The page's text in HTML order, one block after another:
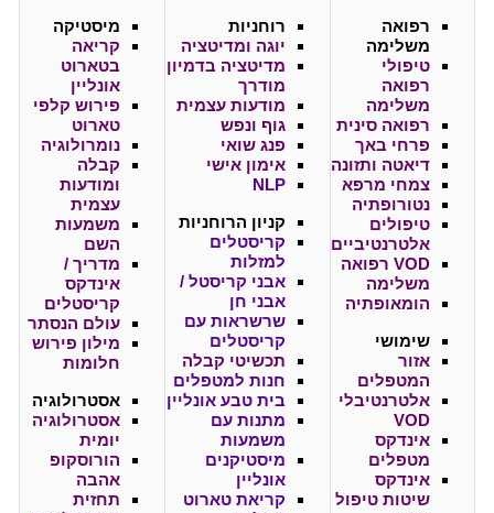
רפואה
משלימה
טיפולי
רפואה
משלימה
רפואה סינית
פרחי באך
דיאטה ותזונה
צמחי מרפא
נטורופתיה
טיפולים
אלטרנטיביים
VOD רפואה
משלימה
הומאופתיה
שימושי
אזור
המטפלים
אלטרנטיבלי
VOD
אינדקס
מטפלים
אינדקס
שיטות טיפול
רוחניות
יוגה ומדיטציה
מדיטציה בדמיון
מודרך
מודעות עצמית
גוף ונפש
פנג שואי
אימון אישי
NLP
קניון הרוחניות
קריסטלים
למזלות
אבני קריסטל /
אבני חן
שרשראות עם
קריסטלים
תכשיטי קבלה
חנות למטפלים
בית טבע אונליין
מתנות עם
משמעות
מיסטיקנים
אונליין
קריאת טארוט
מיסטיקה
קריאה
בטארוט
אונליין
פירוש קלפי
טארוט
נומרולוגיה
קבלה
ומודעות
עצמית
משמעות
השם
מדריך /
אינדקס
קריסטלים
עולם הנסתר
מילון פירוש
חלומות
אסטרולוגיה
אסטרולוגיה
יומית
הורוסקופ
אהבה
תחזית